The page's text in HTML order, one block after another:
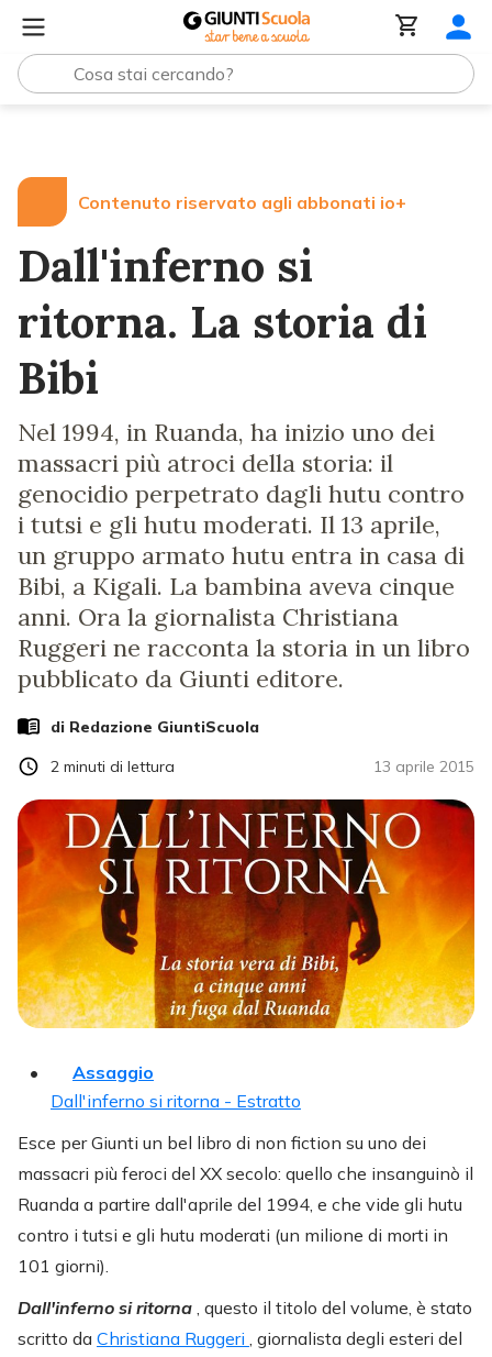
Contenuto riservato agli abbonati io+
Dall'inferno si
ritorna. La storia di
Bibi
Nel 1994, in Ruanda, ha inizio uno dei
massacri più atroci della storia: il
genocidio perpetrato dagli hutu contro
i tutsi e gli hutu moderati. Il 13 aprile,
un gruppo armato hutu entra in casa di
Bibi, a Kigali. La bambina aveva cinque
anni. Ora la giornalista Christiana
Ruggeri ne racconta la storia in un libro
pubblicato da Giunti editore.
di Redazione GiuntiScuola
13 aprile 2015
2 minuti di lettura
Assaggio
Dall'inferno si ritorna - Estratto
Esce per Giunti un bel libro di non fiction su uno dei
massacri più feroci del XX secolo: quello che insanguinò il
Ruanda a partire dall'aprile del 1994, e che vide gli hutu
contro i tutsi e gli hutu moderati (un milione di morti in
101 giorni).
Dall'inferno si ritorna , questo il titolo del volume, è stato
scritto da Christiana Ruggeri , giornalista degli esteri del